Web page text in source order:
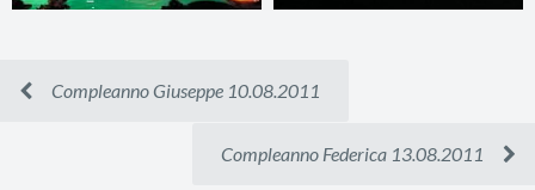
Compleanno Giuseppe 10.08.2011
Compleanno Federica 13.08.2011